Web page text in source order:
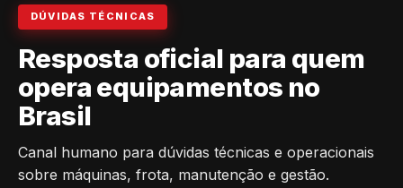
DÚVIDAS TÉCNICAS
Resposta oficial para quem
opera equipamentos no
Brasil
Canal humano para dúvidas técnicas e operacionais
sobre máquinas, frota, manutenção e gestão.